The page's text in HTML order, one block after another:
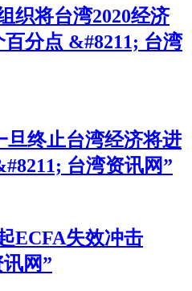
织将台湾2020经济
分点 &#8211; 台湾
旦终止台湾经济将进
台湾资讯网”
ECFA失效冲击
网”